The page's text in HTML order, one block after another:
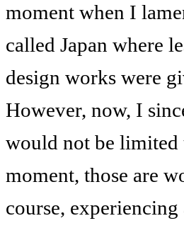
moment when I
called Japan where
design works were
However, now, I
would not be limited
moment, those are
course,